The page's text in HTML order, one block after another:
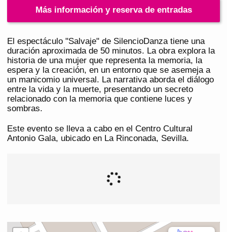
Más información y reserva de entradas
El espectáculo "Salvaje" de SilencioDanza tiene una
duración aproximada de 50 minutos. La obra explora la
historia de una mujer que representa la memoria, la
espera y la creación, en un entorno que se asemeja a
un manicomio universal. La narrativa aborda el diálogo
entre la vida y la muerte, presentando un secreto
relacionado con la memoria que contiene luces y
sombras.
Este evento se lleva a cabo en el Centro Cultural
Antonio Gala, ubicado en La Rinconada, Sevilla.